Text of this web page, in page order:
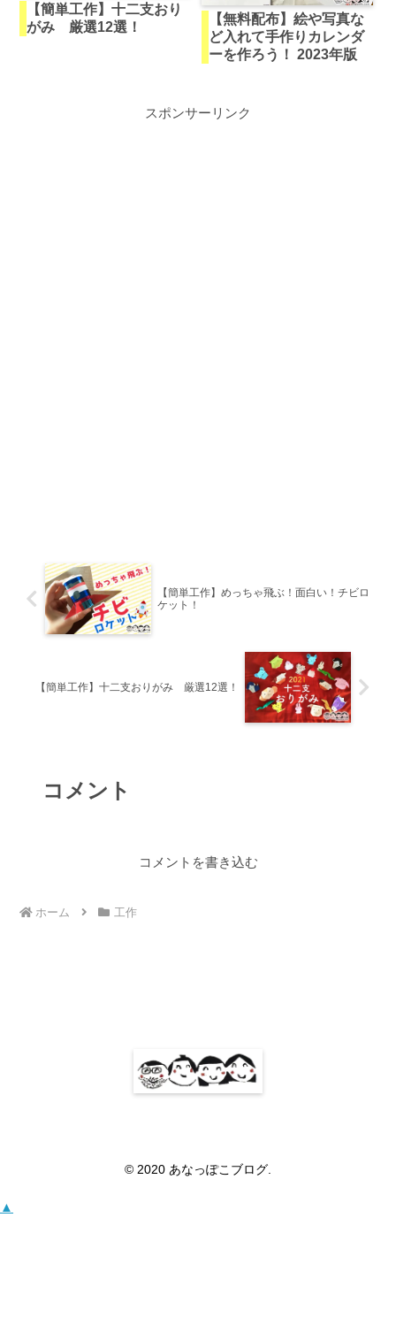
【簡単工作】十二支おり
がみ 厳選12選！
【無料配布】絵や写真な
ど入れて手作りカレンダ
ーを作ろう！ 2023年版
スポンサーリンク
【簡単工作】めっちゃ飛ぶ！面白い！チビロ
ケット！
【簡単工作】十二支おりがみ 厳選12選！
コメント
コメントを書き込む
ホーム 工作
© 2020 あなっぽこブログ.
▲